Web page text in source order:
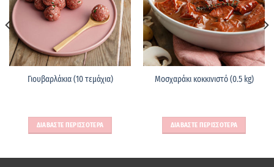
Γιουβαρλάκια (10 τεμάχια)
ΔΙΑΒΑΣΤΕ ΠΕΡΙΣΣΟΤΕΡΑ
Μοσχαράκι κοκκινιστό (0.5 kg)
ΔΙΑΒΑΣΤΕ ΠΕΡΙΣΣΟΤΕΡΑ